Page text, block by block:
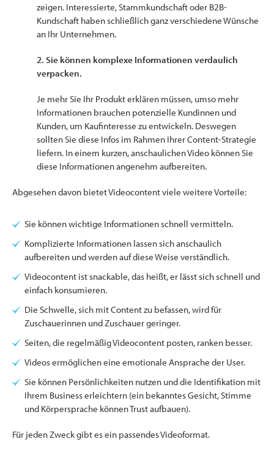
zeigen. Interessierte, Stammkundschaft oder B2B-
Kundschaft haben schließlich ganz verschiedene Wünsche
an Ihr Unternehmen.
2. Sie können komplexe Informationen verdaulich
verpacken.
Je mehr Sie Ihr Produkt erklären müssen, umso mehr
Informationen brauchen potenzielle Kundinnen und
Kunden, um Kaufinteresse zu entwickeln. Deswegen
sollten Sie diese Infos im Rahmen Ihrer Content-Strategie
liefern. In einem kurzen, anschaulichen Video können Sie
diese Informationen angenehm aufbereiten.
Abgesehen davon bietet Videocontent viele weitere Vorteile:
Sie können wichtige Informationen schnell vermitteln.
Komplizierte Informationen lassen sich anschaulich
aufbereiten und werden auf diese Weise verständlich.
Videocontent ist snackable, das heißt, er lässt sich schnell und
einfach konsumieren.
Die Schwelle, sich mit Content zu befassen, wird für
Zuschauerinnen und Zuschauer geringer.
Seiten, die regelmäßig Videocontent posten, ranken besser.
Videos ermöglichen eine emotionale Ansprache der User.
Sie können Persönlichkeiten nutzen und die Identifikation mit
Ihrem Business erleichtern (ein bekanntes Gesicht, Stimme
und Körpersprache können Trust aufbauen).
Für jeden Zweck gibt es ein passendes Videoformat.